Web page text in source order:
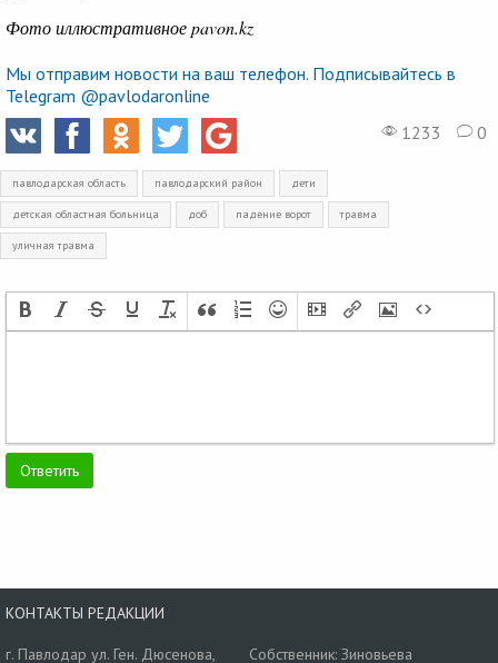
Фото иллюстративное pavon.kz
Мы отправим новости на ваш телефон. Подписывайтесь в
Telegram @pavlodaronline
1233
0
павлодарская область павлодарский район дети
детская областная больница доб падение ворот травма
уличная травма
КОНТАКТЫ РЕДАКЦИИ
г. Павлодар ул. Ген. Дюсенова, Собственник: Зиновьева